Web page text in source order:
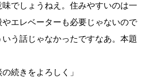
味でしょうねえ。住みやすいのは一
やエレベーターも必要じゃないので
う話じゃなかったですなあ。本題
の続きをよろしく」